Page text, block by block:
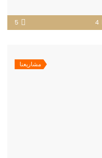
4
5
مشاريعنا